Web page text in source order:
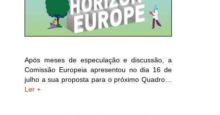
Após meses de especulação e discussão, a
Comissão Europeia apresentou no dia 16 de
julho a sua proposta para o próximo Quadro…
Ler +